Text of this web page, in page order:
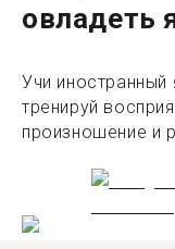
овладеть
Учи иностранный
тренируй
произношение и